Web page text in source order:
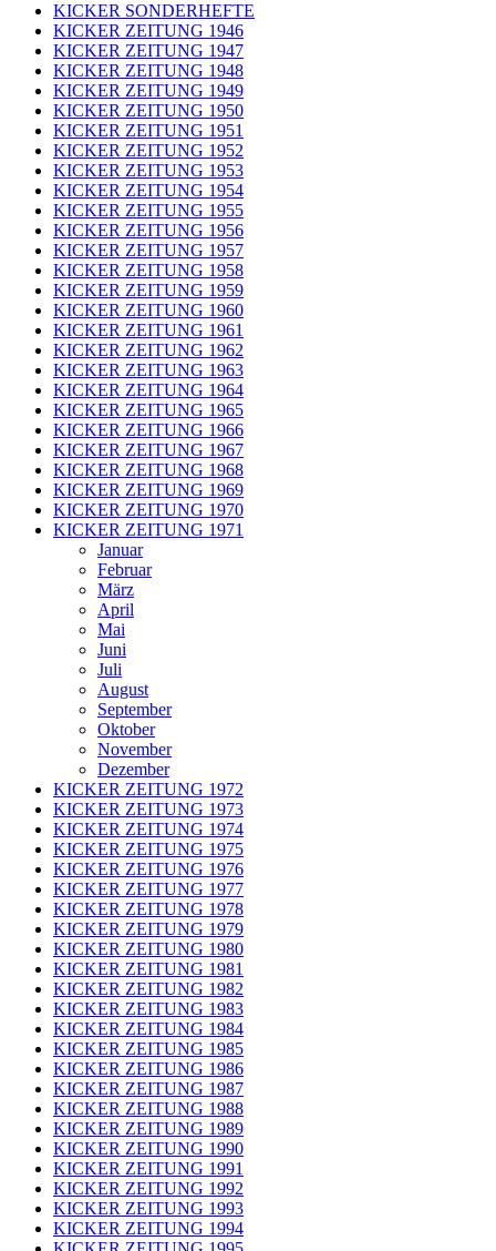
KICKER SONDERHEFTE
KICKER ZEITUNG 1946
KICKER ZEITUNG 1947
KICKER ZEITUNG 1948
KICKER ZEITUNG 1949
KICKER ZEITUNG 1950
KICKER ZEITUNG 1951
KICKER ZEITUNG 1952
KICKER ZEITUNG 1953
KICKER ZEITUNG 1954
KICKER ZEITUNG 1955
KICKER ZEITUNG 1956
KICKER ZEITUNG 1957
KICKER ZEITUNG 1958
KICKER ZEITUNG 1959
KICKER ZEITUNG 1960
KICKER ZEITUNG 1961
KICKER ZEITUNG 1962
KICKER ZEITUNG 1963
KICKER ZEITUNG 1964
KICKER ZEITUNG 1965
KICKER ZEITUNG 1966
KICKER ZEITUNG 1967
KICKER ZEITUNG 1968
KICKER ZEITUNG 1969
KICKER ZEITUNG 1970
KICKER ZEITUNG 1971
Januar
Februar
März
April
Mai
Juni
Juli
August
September
Oktober
November
Dezember
KICKER ZEITUNG 1972
KICKER ZEITUNG 1973
KICKER ZEITUNG 1974
KICKER ZEITUNG 1975
KICKER ZEITUNG 1976
KICKER ZEITUNG 1977
KICKER ZEITUNG 1978
KICKER ZEITUNG 1979
KICKER ZEITUNG 1980
KICKER ZEITUNG 1981
KICKER ZEITUNG 1982
KICKER ZEITUNG 1983
KICKER ZEITUNG 1984
KICKER ZEITUNG 1985
KICKER ZEITUNG 1986
KICKER ZEITUNG 1987
KICKER ZEITUNG 1988
KICKER ZEITUNG 1989
KICKER ZEITUNG 1990
KICKER ZEITUNG 1991
KICKER ZEITUNG 1992
KICKER ZEITUNG 1993
KICKER ZEITUNG 1994